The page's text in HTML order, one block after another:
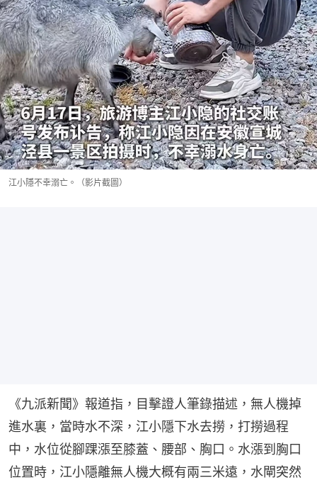
江小隱不幸溺亡。（影片截圖）
《九派新聞》報道指，目擊證人筆錄描述，無人機掉
進水裏，當時水不深，江小隱下水去撈，打撈過程
中，水位從腳踝漲至膝蓋、腰部、胸口。水漲到胸口
位置時，江小隱離無人機大概有兩三米遠，水閘突然